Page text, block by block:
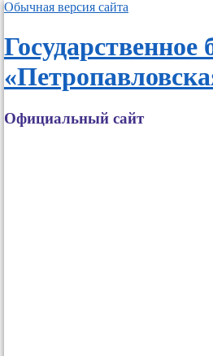
Обычная версия сайта
Официальный сайт